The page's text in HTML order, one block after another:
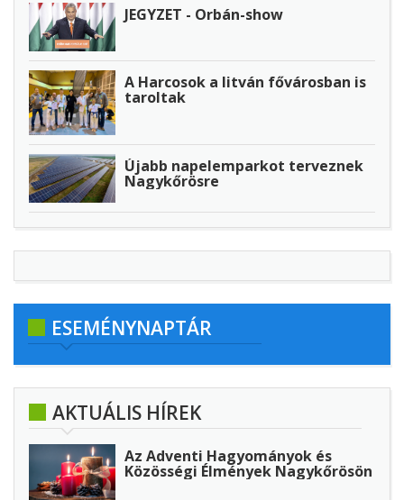
JEGYZET - Orbán-show
A Harcosok a litván fővárosban is
taroltak
Újabb napelemparkot terveznek
Nagykőrösre
ESEMÉNYNAPTÁR
AKTUÁLIS HÍREK
Az Adventi Hagyományok és
Közösségi Élmények Nagykőrösön